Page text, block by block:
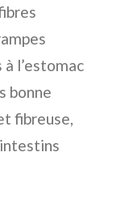
l’estomac
bonne
fibreuse,